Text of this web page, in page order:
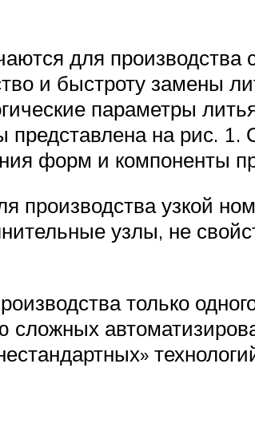
для производства
и быстроту замены
параметры
представлена на рис.
форм и компоненты
узкой
узлы, не
только